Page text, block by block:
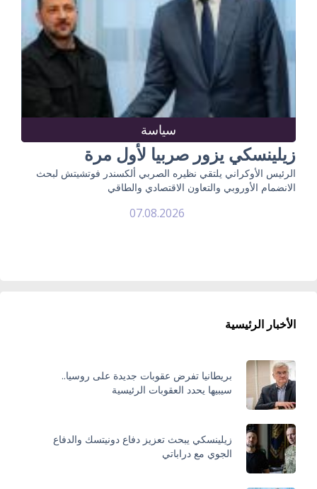
سياسة
زيلينسكي يزور صربيا لأول مرة
الرئيس الأوكراني يلتقي نظيره الصربي ألكسندر فوتشيتش لبحث
الانضمام الأوروبي والتعاون الاقتصادي والطاقي
07.08.2026
الأخبار الرئيسية
بريطانيا تفرض عقوبات جديدة على روسيا..
سيبيها يحدد العقوبات الرئيسية
زيلينسكي يبحث تعزيز دفاع دونيتسك والدفاع
الجوي مع دراباتي